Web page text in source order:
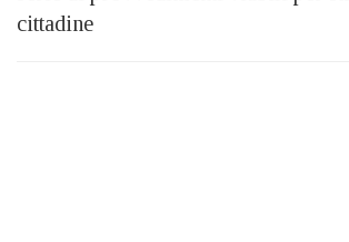
cittadine